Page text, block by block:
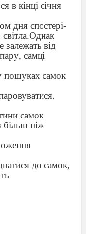
в кінці січня
дня спостері-
світла.Однак
залежать від
пару, самці
пошуках самок
.
самок
більш ніж
до самок,